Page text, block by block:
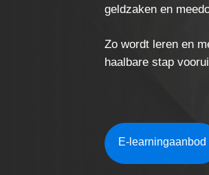
geldzaken en
Zo wordt leren en
haalbare stap
E-learningaanbod